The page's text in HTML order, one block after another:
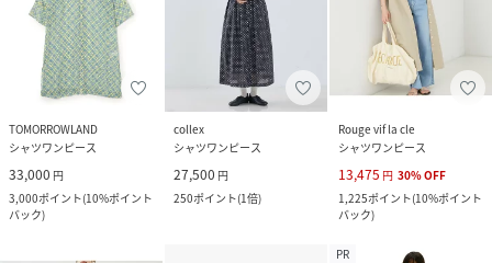
TOMORROWLAND
シャツワンピース
33,000 円
3,000ポイント(10%ポイント
バック)
collex
シャツワンピース
27,500 円
250ポイント(1倍)
Rouge vif la cle
シャツワンピース
13,475 円 30%OFF
1,225ポイント(10%ポイント
バック)
PR